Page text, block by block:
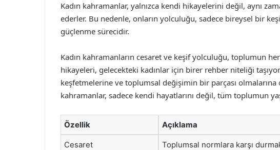
Kadın kahramanlar, yalnızca kendi hikayelerini değil, aynı
ederler. Bu nedenle, onların yolculuğu, sadece bireysel bir
güçlenme sürecidir.
Kadın kahramanların cesaret ve keşif yolculuğu, toplumun
hikayeleri, gelecekteki kadınlar için birer rehber niteliği
keşfetmelerine ve toplumsal değişimin bir parçası olmalarına
kahramanlar, sadece kendi hayatlarını değil, tüm toplumun
Özellik Açıklama
Cesaret Toplumsal normlara karşı